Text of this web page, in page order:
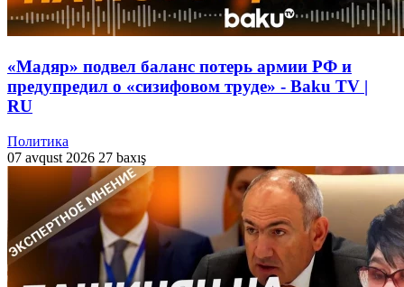
«Мадяр» подвел баланс потерь армии РФ и
предупредил о «сизифовом труде» - Baku TV |
RU
Политика
07 avqust 2026 27 baxış